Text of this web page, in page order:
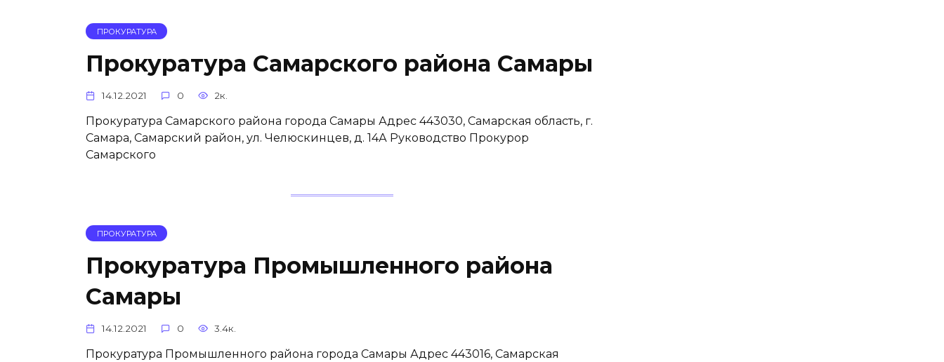
ПРОКУРАТУРА
Прокуратура Самарского района Самары
14.12.2021 0 2к.
Прокуратура Самарского района города Самары Адрес 443030, Самарская область, г.
Самара, Самарский район, ул. Челюскинцев, д. 14А Руководство Прокурор
Самарского
ПРОКУРАТУРА
Прокуратура Промышленного района
Самары
14.12.2021 0 3.4к.
Прокуратура Промышленного района города Самары Адрес 443016, Самарская